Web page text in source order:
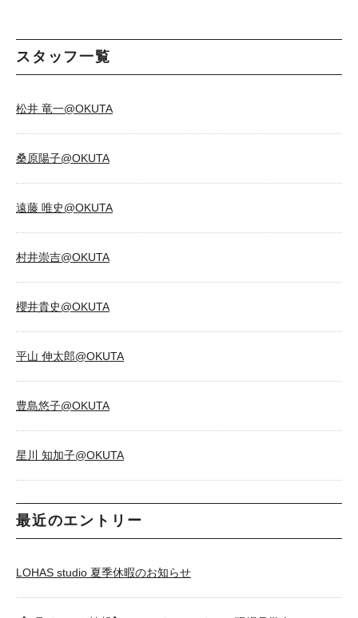
スタッフ一覧
松井 竜一@OKUTA
桑原陽子@OKUTA
遠藤 唯史@OKUTA
村井崇吉@OKUTA
櫻井貴史@OKUTA
平山 伸太郎@OKUTA
豊島悠子@OKUTA
星川 知加子@OKUTA
最近のエントリー
LOHAS studio 夏季休暇のお知らせ